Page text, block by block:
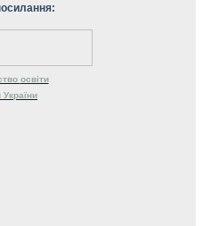
освіти
України